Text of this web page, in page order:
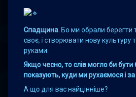
Спадщина. Бо ми обрали берегти
своє, і створювати нову культуру
руками.
Якщо чесно, то слів могло би бути
показують, куди ми рухаємося і
А що для вас найцінніше?